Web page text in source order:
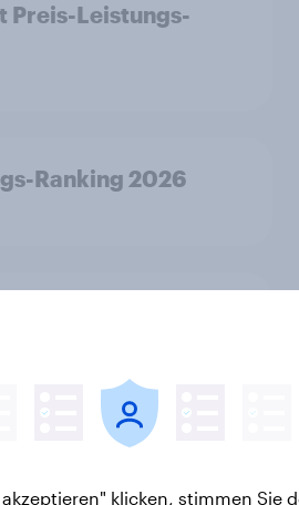
Preis-Leistungs-
Ranking 2026
klicken, stimmen Sie